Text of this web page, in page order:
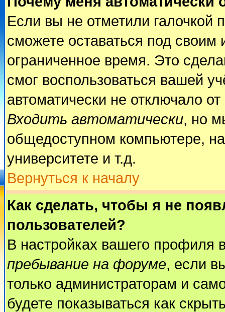
Если вы не отметили галочкой
сможете оставаться под
ограниченное время. Это
смог воспользоваться вашей
автоматически не отключало
Входить автоматически, но
общедоступном компьютере,
университете и т.д.
Вернуться к началу
Как сделать, чтобы я не
пользователей?
В настройках вашего профиля
пребывание на форуме, если
только администраторам и
будете показываться как